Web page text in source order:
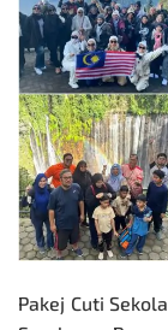
Pakej Cuti